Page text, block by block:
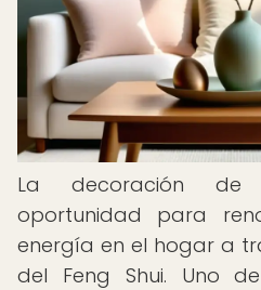
La decoración
oportunidad para
energía en el hogar a
del Feng Shui. Uno